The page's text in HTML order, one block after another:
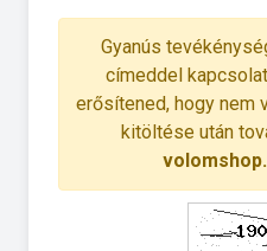
Gyanús
címeddel
erősítened, hogy nem
kitöltése után